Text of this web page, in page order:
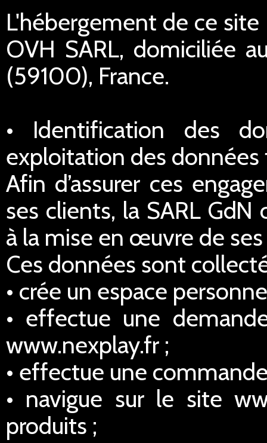
L'hébergement de ce
OVH SARL, domiciliée
(59100), France.
• Identification des
exploitation des données
Afin d’assurer ces
ses clients, la SARL
à la mise en œuvre de
Ces données sont
• crée un espace
• effectue une
www.nexplay.fr ;
• effectue une
• navigue sur le site
produits ;